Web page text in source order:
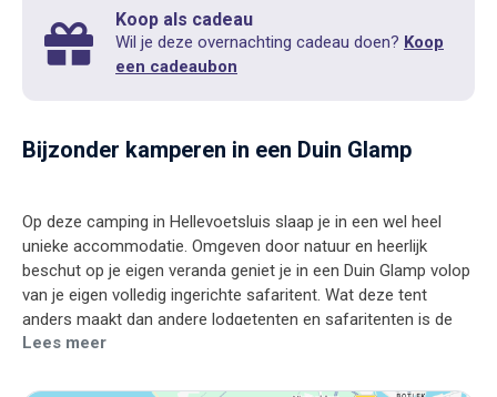
Koop als cadeau
Wil je deze overnachting cadeau doen? Koop
een cadeaubon
Bijzonder kamperen in een Duin Glamp
Op deze camping in Hellevoetsluis slaap je in een wel heel
unieke accommodatie. Omgeven door natuur en heerlijk
beschut op je eigen veranda geniet je in een Duin Glamp volop
van je eigen volledig ingerichte safaritent. Wat deze tent
anders maakt dan andere lodgetenten en safaritenten is de
bijzondere vormgeving. Hierdoor lijkt het net alsof je in een
Lees meer